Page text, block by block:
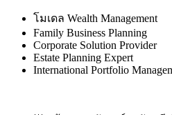
โมเดล Wealth Management
Family Business Planning
Corporate Solution Provider
Estate Planning Expert
International Portfolio